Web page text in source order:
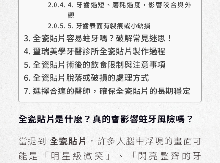
4. 牙齒過短、磨耗過度，影響咬合與外
觀
5. 牙齒表面有裂痕或小缺損
全瓷貼片容易蛀牙嗎？破解常見迷思！
璽瑞美學牙醫診所全瓷貼片製作過程
全瓷貼片術後的飲食限制與注意事項
全瓷貼片脫落或破損的處理方式
選擇合適的醫師，確保全瓷貼片的長期穩定
全瓷貼片是什麼？真的會影響蛀牙風險嗎？
當提到 全瓷貼片 ，許多人腦中浮現的畫面可
能是「明星級微笑」、「閃亮整齊的牙